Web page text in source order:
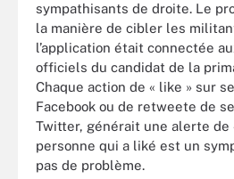
sympathisants de droite. Le
la manière de cibler les
l’application était connectée
officiels du candidat de la
Chaque action de « like » sur
Facebook ou de retweete de
Twitter, générait une alerte de
personne qui a liké est un
pas de problème.